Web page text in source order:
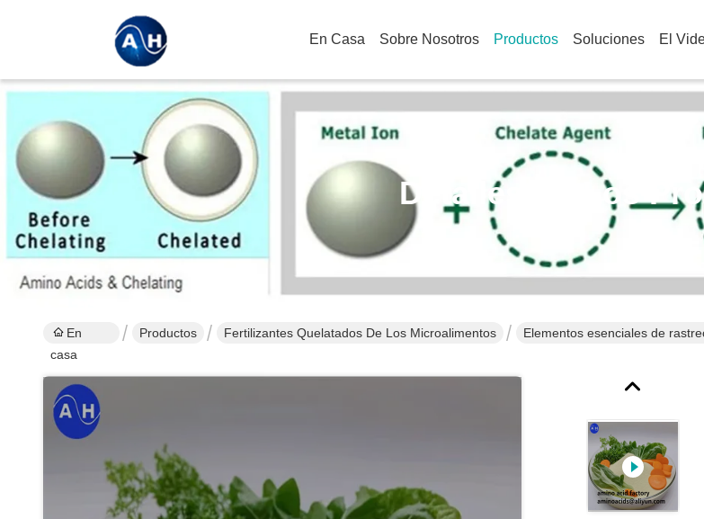
En Casa Sobre Nosotros Productos Soluciones El
Detalles De Los
En
casa
Productos Fertilizantes Quelatados De Los Microalimentos
Elementos esenciales de